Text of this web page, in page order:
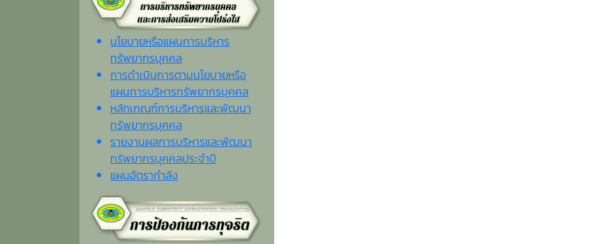
นโยบายหรือแผนการบริหาร
ทรัพยากรบุคคล
การดำเนินการตามนโยบายหรือ
แผนการบริหารทรัพยากรบุคคล
หลักเกณฑ์การบริหารและพัฒนา
ทรัพยากรบุคคล
รายงานผลการบริหารและพัฒนา
ทรัพยากรบุคคลประจำปี
แผนอัตรากำลัง